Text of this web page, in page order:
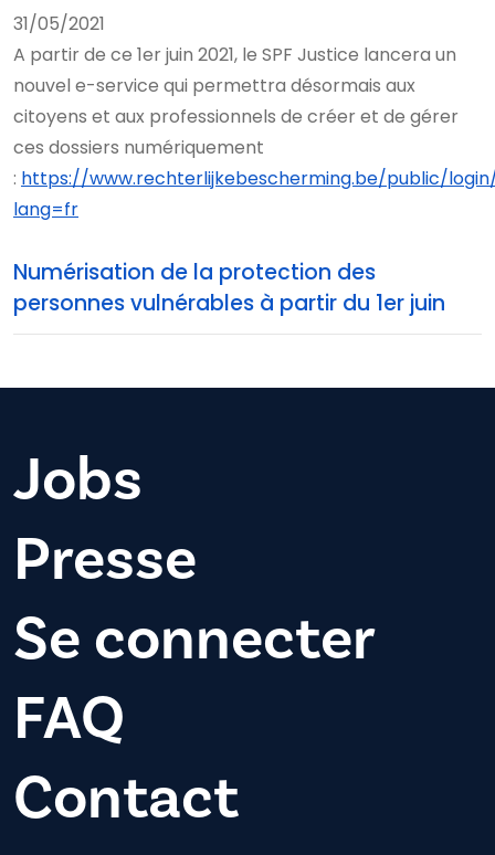
31/05/2021
A partir de ce 1er juin 2021, le SPF Justice lancera un
nouvel e-service qui permettra désormais aux
citoyens et aux professionnels de créer et de gérer
ces dossiers numériquement
: https://www.rechterlijkebescherming.be/public/
lang=fr
Numérisation de la protection des
personnes vulnérables à partir du 1er juin
Jobs
Presse
Se connecter
FAQ
Contact